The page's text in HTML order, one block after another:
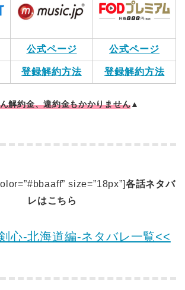
公式ページ 公式ページ
登録解約方法 登録解約方法
解約金、違約金もかかりません▲
size=”18px”]各話ネタバ
レはこちら
心-北海道編-ネタバレ一覧<<